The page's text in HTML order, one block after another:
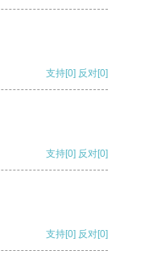
支持[0] 反对[0]
支持[0] 反对[0]
支持[0] 反对[0]